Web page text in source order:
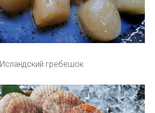
Исландский гребешок